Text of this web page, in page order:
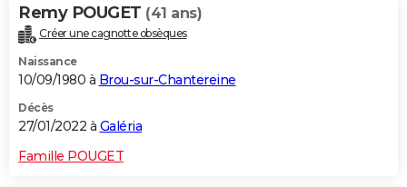
Remy POUGET (41 ans)
Créer une cagnotte obsèques
Naissance
10/09/1980 à Brou-sur-Chantereine
Décès
27/01/2022 à Galéria
Famille POUGET